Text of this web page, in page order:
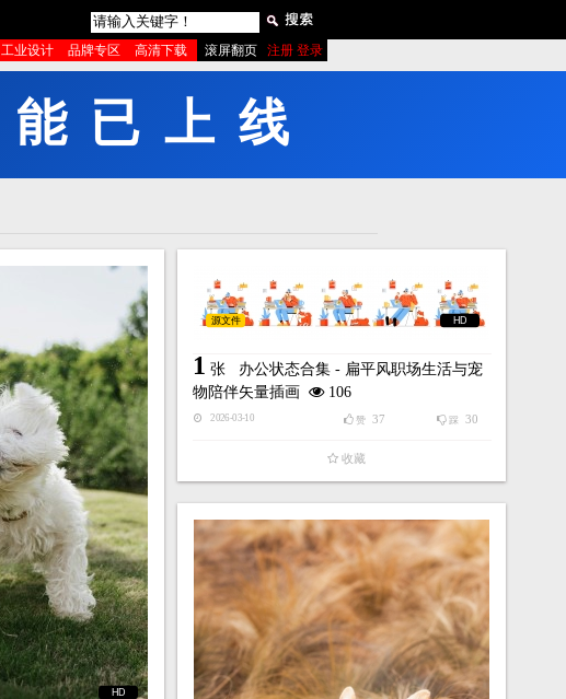
工业设计 品牌专区 高清下载 注册 登录
滚屏翻页
已 上 线
HD
HD
源文件
1 张 办公状态合集 - 扁平风职场生活与宠
物陪伴矢量插画
106
2026-03-10 踩 30
赞 37
收藏